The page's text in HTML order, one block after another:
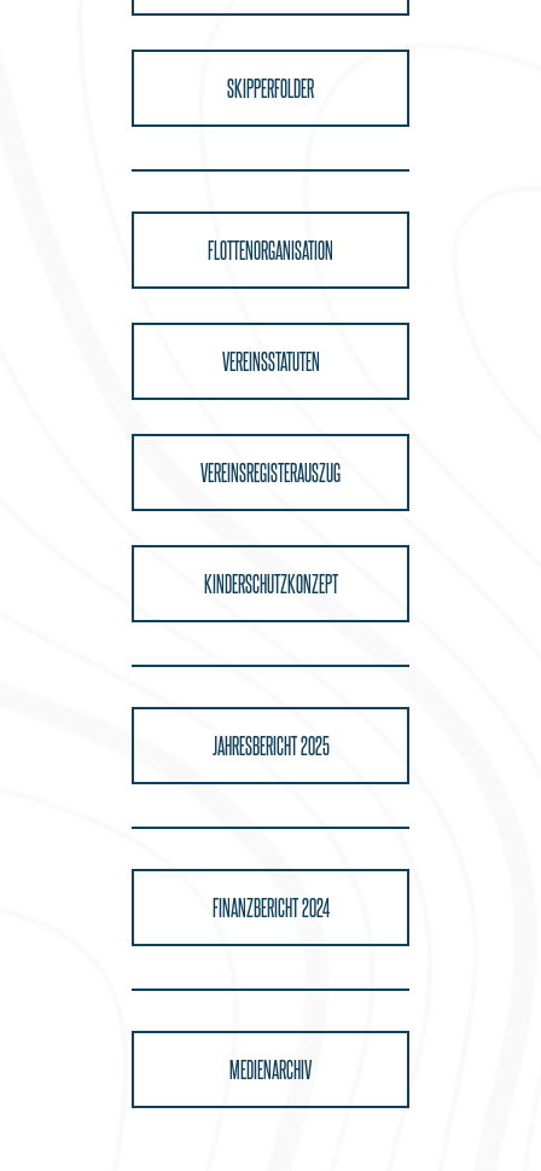
SKIPPERFOLDER
FLOTTENORGANISATION
VEREINSSTATUTEN
VEREINSREGISTERAUSZUG
KINDERSCHUTZKONZEPT
JAHRESBERICHT 2025
FINANZBERICHT 2024
MEDIENARCHIV